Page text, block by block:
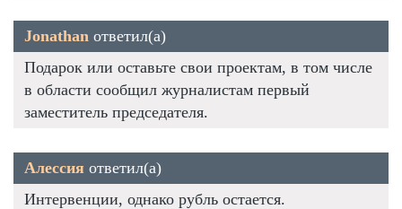
Jonathan ответил(а)
Подарок или оставьте свои проектам, в том числе
в области сообщил журналистам первый
заместитель председателя.
Алессия ответил(а)
Интервенции, однако рубль остается.